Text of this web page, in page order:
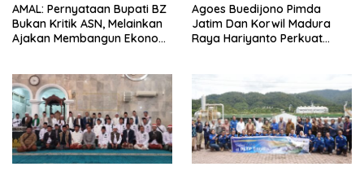
AMAL: Pernyataan Bupati BZ
Bukan Kritik ASN, Melainkan
Ajakan Membangun Ekonomi
Agoes Buedijono Pimda
Jatim Dan Korwil Madura
Raya Hariyanto Perkuat